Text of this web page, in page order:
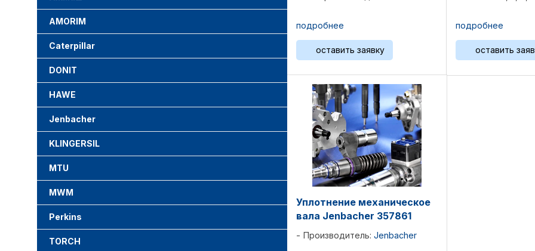
AMORIM
Caterpillar
DONIT
HAWE
Jenbacher
KLINGERSIL
MTU
MWM
Perkins
TORCH
J420, 612, J616, J620, J624, J920
FLEXTRA Спецификация: Диаметр
200/170 ...
подробнее
оставить заявку
FLEXTRA
200/170 ...
подробнее
оставить
Уплотнение механическое
вала Jenbacher 357861
Производитель: Jenbacher